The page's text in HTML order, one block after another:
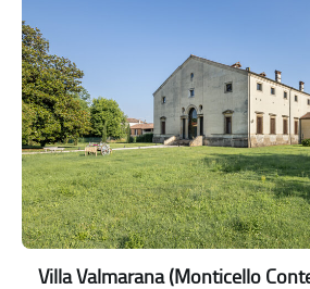
Villa Valmarana (Monticello